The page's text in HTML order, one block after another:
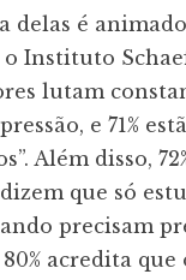
delas é
Instituto
lutam
e 71%
Além disso,
que só
precisam
acredita que